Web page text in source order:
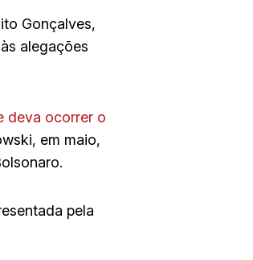
Gonçalves,
alegações
deva ocorrer o
em maio,
pela